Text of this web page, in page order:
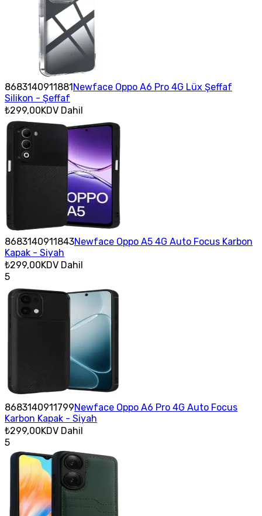
8683140911881Newface Oppo A6 Pro 4G Lüx Şeffaf
Silikon - Şeffaf
₺299,00KDV Dahil
8683140911843Newface Oppo A5 4G Auto Focus Karbon
Kapak - Siyah
₺299,00KDV Dahil
5
8683140911799Newface Oppo A6 Pro 4G Auto Focus
Karbon Kapak - Siyah
₺299,00KDV Dahil
5